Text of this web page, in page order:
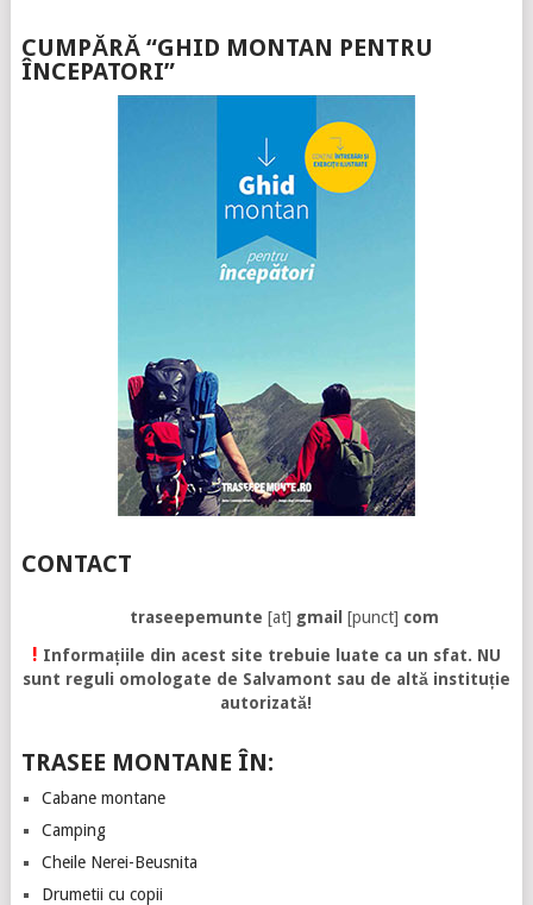
CUMPĂRĂ “GHID MONTAN PENTRU
ÎNCEPATORI”
CONTACT
traseepemunte [at] gmail [punct] com
! Informațiile din acest site trebuie luate ca un sfat. NU
sunt reguli omologate de Salvamont sau de altă instituție
autorizată!
TRASEE MONTANE ÎN:
Cabane montane
Camping
Cheile Nerei-Beusnita
Drumetii cu copii